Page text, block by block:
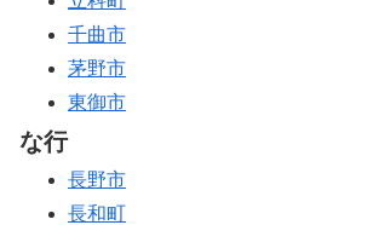
千曲市
茅野市
東御市
な行
長野市
長和町